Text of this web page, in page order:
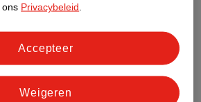
huisarts als je denkt dat je allergisch
bent voor wespensteken?
je allergisch bent voor wespensteken als
herkennen dat je allergisch bent voor
ons Privacybeleid
Weigeren
Accepteer